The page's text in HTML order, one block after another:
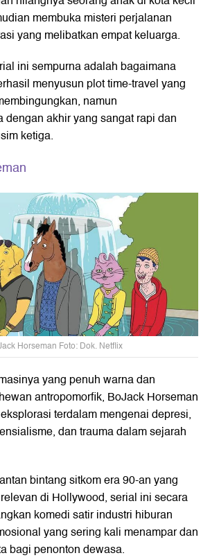
membuka misteri perjalanan
yang melibatkan empat keluarga.
ini sempurna adalah bagaimana
menyusun plot time-travel yang
namun
dengan akhir yang sangat rapi dan
ketiga.
Horseman Foto: Dok. Netflix
yang penuh warna dan
antropomorfik, BoJack Horseman
terdalam mengenai depresi,
dan trauma dalam sejarah
bintang sitkom era 90-an yang
di Hollywood, serial ini secara
komedi satir industri hiburan
yang sering kali menampar dan
bagi penonton dewasa.